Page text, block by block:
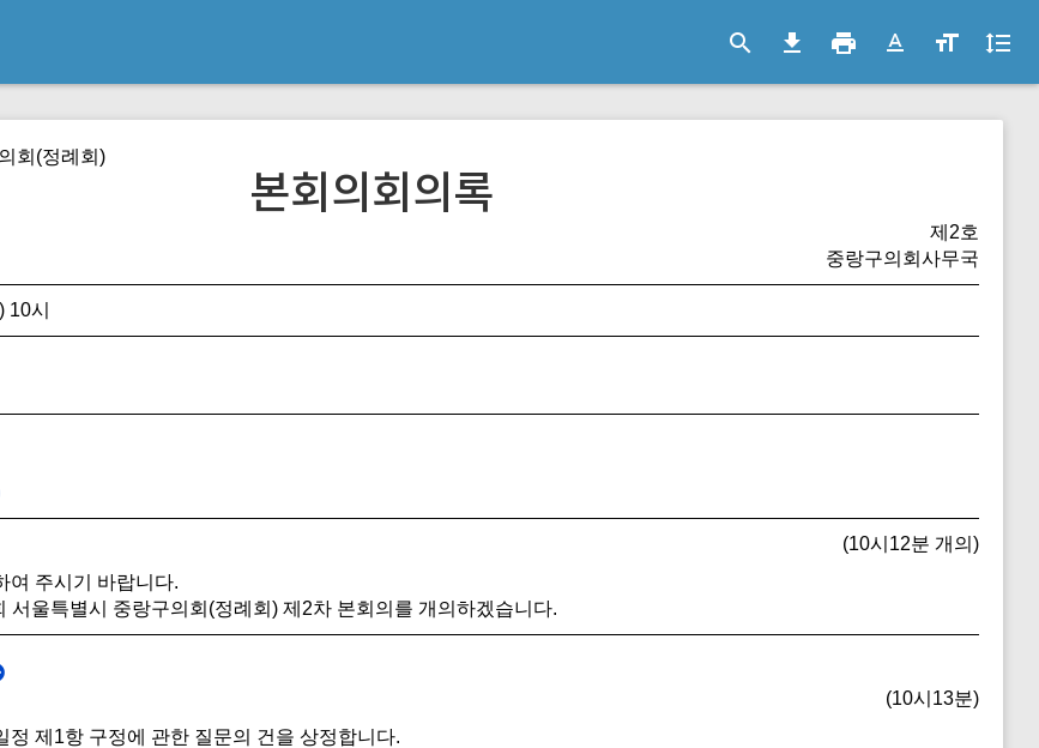
search file_download print text_format format_size format_line_spacing
회(정례회)
본회의회의록
제2호
중랑구의회사무국
시
(10시12분 개의)
여 주시기 바랍니다.
서울특별시 중랑구의회(정례회) 제2차 본회의를 개의하겠습니다.
(10시13분)
정 제1항 구정에 관한 질문의 건을 상정합니다.